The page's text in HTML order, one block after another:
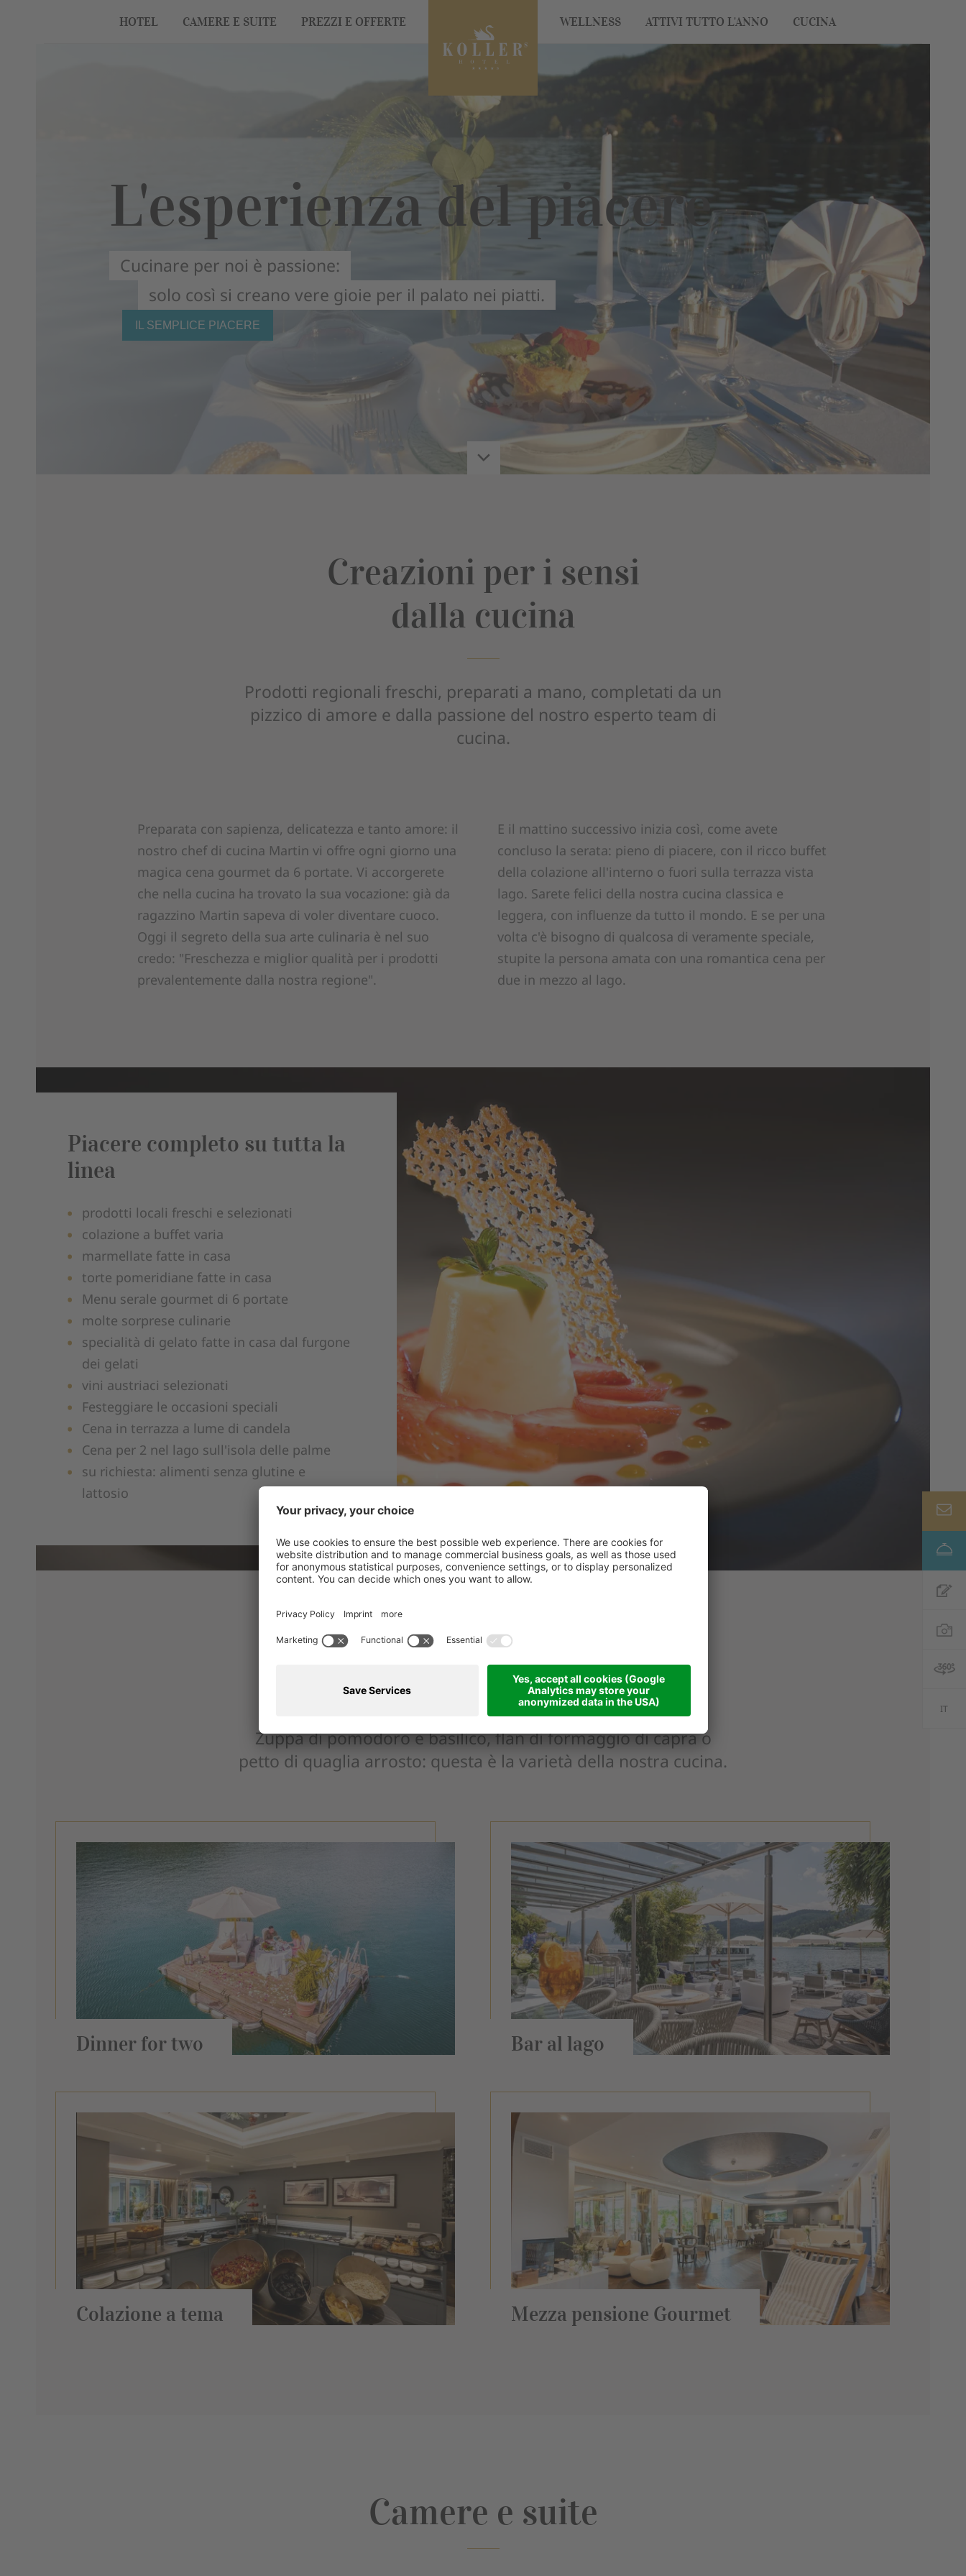
PREZZI E OFFERTE
CAMERE E SUITE
HOTEL WELLNESS ATTIVI TUTTO L'ANNO CUCINA
IT
L'esperienza del piacere
Cucinare per noi è passione:
solo così si creano vere gioie per il palato nei piatti.
IL SEMPLICE PIACERE
Creazioni per i sensi
dalla cucina
Prodotti regionali freschi, preparati a mano, completati da un
pizzico di amore e dalla passione del nostro esperto team di
cucina.
Preparata con sapienza, delicatezza e tanto amore: il
nostro chef di cucina Martin vi offre ogni giorno una
magica cena gourmet da 6 portate. Vi accorgerete
che nella cucina ha trovato la sua vocazione: già da
ragazzino Martin sapeva di voler diventare cuoco.
Oggi il segreto della sua arte culinaria è nel suo
credo: "Freschezza e miglior qualità per i prodotti
prevalentemente dalla nostra regione".
E il mattino successivo inizia così, come avete
concluso la serata: pieno di piacere, con il ricco buffet
della colazione all'interno o fuori sulla terrazza vista
lago. Sarete felici della nostra cucina classica e
leggera, con influenze da tutto il mondo. E se per una
volta c'è bisogno di qualcosa di veramente speciale,
stupite la persona amata con una romantica cena per
due in mezzo al lago.
Piacere completo su tutta la
linea
prodotti locali freschi e selezionati
colazione a buffet varia
marmellate fatte in casa
torte pomeridiane fatte in casa
Menu serale gourmet di 6 portate
molte sorprese culinarie
specialità di gelato fatte in casa dal furgone
dei gelati
vini austriaci selezionati
Festeggiare le occasioni speciali
Cena in terrazza a lume di candela
Cena per 2 nel lago sull'isola delle palme
su richiesta: alimenti senza glutine e
lattosio
La gioia del palato
Zuppa di pomodoro e basilico, flan di formaggio di capra o
petto di quaglia arrosto: questa è la varietà della nostra cucina.
Dinner for two Bar al lago
Colazione a tema Mezza pensione Gourmet
Camere e suite